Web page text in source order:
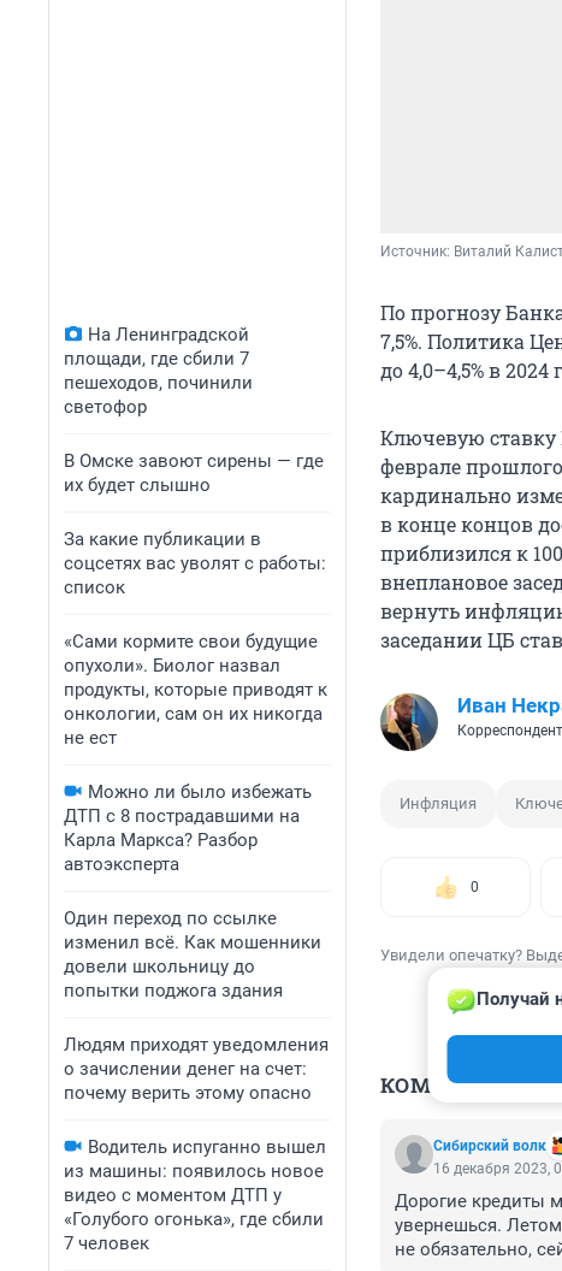
На Ленинградской
площади, где сбили 7
пешеходов, починили
светофор
В Омске завоют сирены — где
их будет слышно
За какие публикации в
соцсетях вас уволят с работы:
список
«Сами кормите свои будущие
опухоли». Биолог назвал
продукты, которые приводят к
онкологии, сам он их никогда
не ест
Можно ли было избежать
ДТП с 8 пострадавшими на
Карла Маркса? Разбор
автоэксперта
Один переход по ссылке
изменил всё. Как мошенники
довели школьницу до
попытки поджога здания
Людям приходят уведомления
о зачислении денег на счет:
почему верить этому опасно
Водитель испуганно вышел
из машины: появилось новое
видео с моментом ДТП у
«Голубого огонька», где сбили
7 человек
Источник: Виталий
По прогнозу
7,5%. Политика
до 4,0–4,5% в
Ключевую ставку
феврале
кардинально
в конце концов
приблизился к
внеплановое
вернуть
заседании ЦБ
Иван
Инфляция
0
Увидели опечатку?
Сибирский волк
Получай
16 декабря 2023,
Дорогие кредиты
увернешься.
не обязательно,